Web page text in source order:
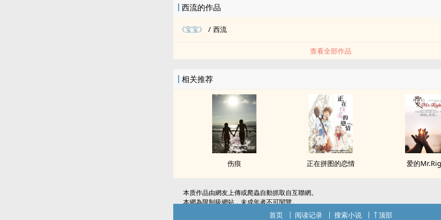
西流的作品
《宝宝》 / 西流
查看全部作品
相关推荐
伤痕 正在拼图的恋情 爱的
本质作品由網友上傳或爬蟲自動抓取自互聯網。
本網為限制級網站，未成年者不可閱覽。
如無意中侵犯了您的權利，敬請聯系我們。
首页 阅读记录 搜索小说 顶部